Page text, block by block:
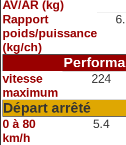
AV/AR (kg)
Rapport
poids/puissance
(kg/ch)
vitesse
maximum
224
Départ arrêté
0 à 80
km/h
5.4